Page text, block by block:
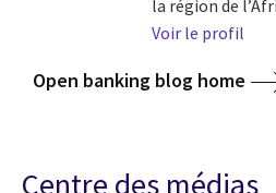
la région de
Voir le profil
Open banking blog home
Centre des médias